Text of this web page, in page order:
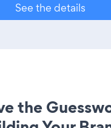
See the details
the